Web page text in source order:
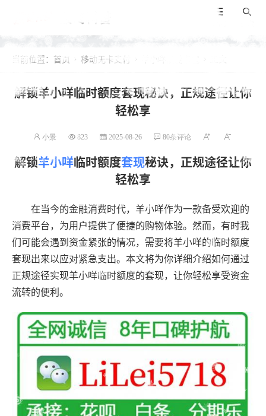
当前位置： 首页  移动无卡支付  羊小咩便荔卡包
​解锁羊小咩临时额度套现秘诀，正规途径让你
轻松享
小景 823 2025-08-26 80条评论
解锁羊小咩临时额度套现秘诀，正规途径让你
轻松享
在当今的金融消费时代，羊小咩作为一款备受欢迎的
消费平台，为用户提供了便捷的购物体验。然而，有时我
们可能会遇到资金紧张的情况，需要将羊小咩的临时额度
套现出来以应对紧急支出。本文将为你详细介绍如何通过
正规途径实现羊小咩临时额度的套现，让你轻松享受资金
流转的便利。